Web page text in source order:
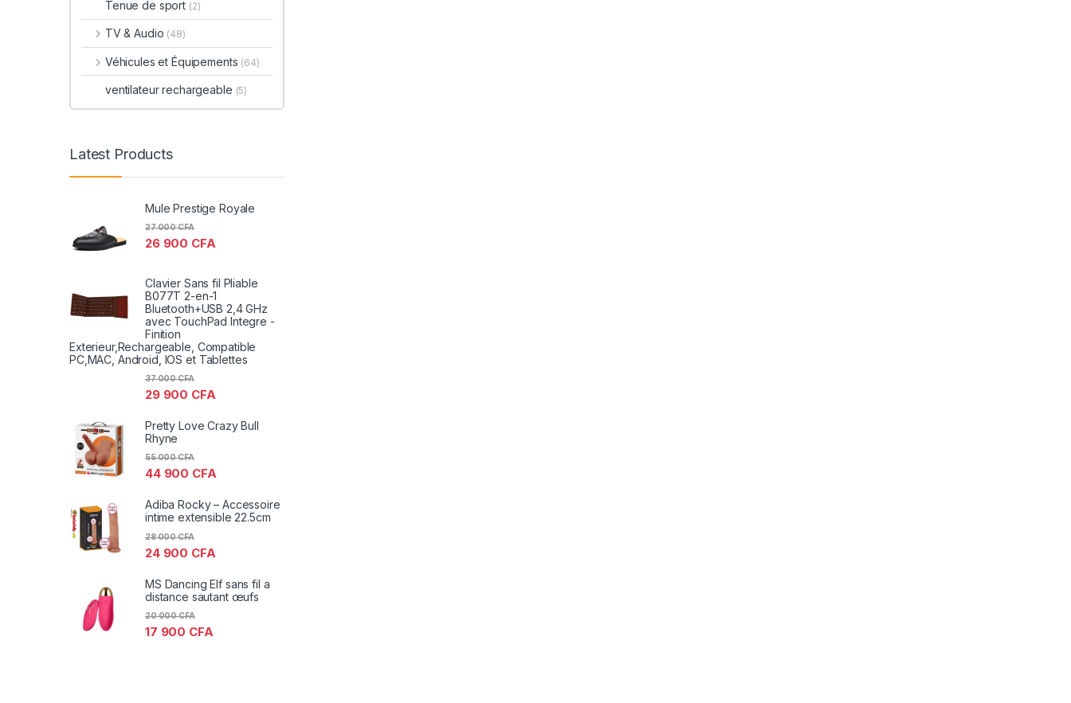
Tenue de sport (2)
TV & Audio (48)
Véhicules et Équipements (64)
ventilateur rechargeable (5)
Latest Products
Mule Prestige Royale
26 900 CFA
27 000CFA
Clavier Sans fil Pliable
B077T 2-en-1
Bluetooth+USB 2,4 GHz
avec TouchPad Integre -
Finition
Exterieur,Rechargeable, Compatible
PC,MAC, Android, IOS et Tablettes
29 900 CFA
37 000CFA
Pretty Love Crazy Bull
Rhyne
44 900 CFA
55 000CFA
Adiba Rocky – Accessoire
intime extensible 22.5cm
24 900 CFA
28 000CFA
MS Dancing Elf sans fil a
distance sautant œufs
17 900 CFA
20 000CFA